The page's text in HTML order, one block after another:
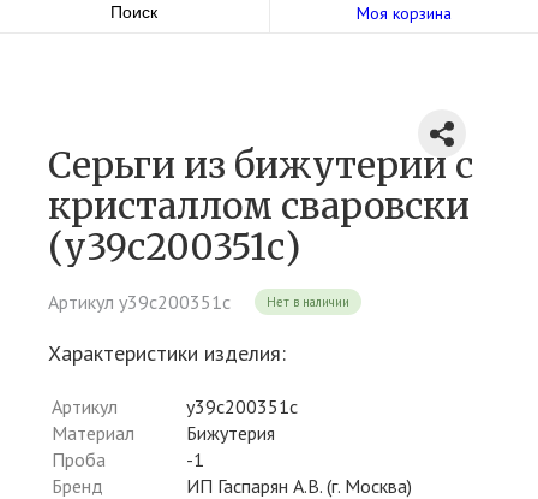
Поиск Моя корзина
Серьги из бижутерии c
кристаллом сваровски
(у39с200351с)
Артикул у39с200351с Нет в наличии
Характеристики изделия:
Артикул
у39с200351с
Материал
Бижутерия
Проба
-1
Бренд
ИП Гаспарян А.В. (г. Москва)